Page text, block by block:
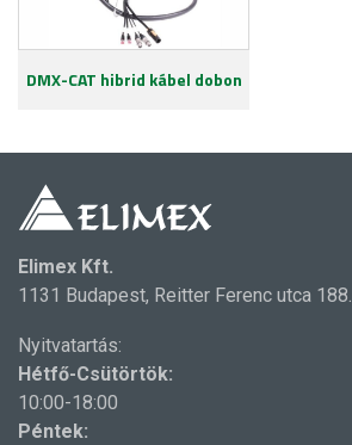
DMX-CAT hibrid kábel dobon
Elimex Kft.
1131 Budapest, Reitter Ferenc utca 188.
Nyitvatartás:
Hétfő-Csütörtök:
10:00-18:00
Péntek: